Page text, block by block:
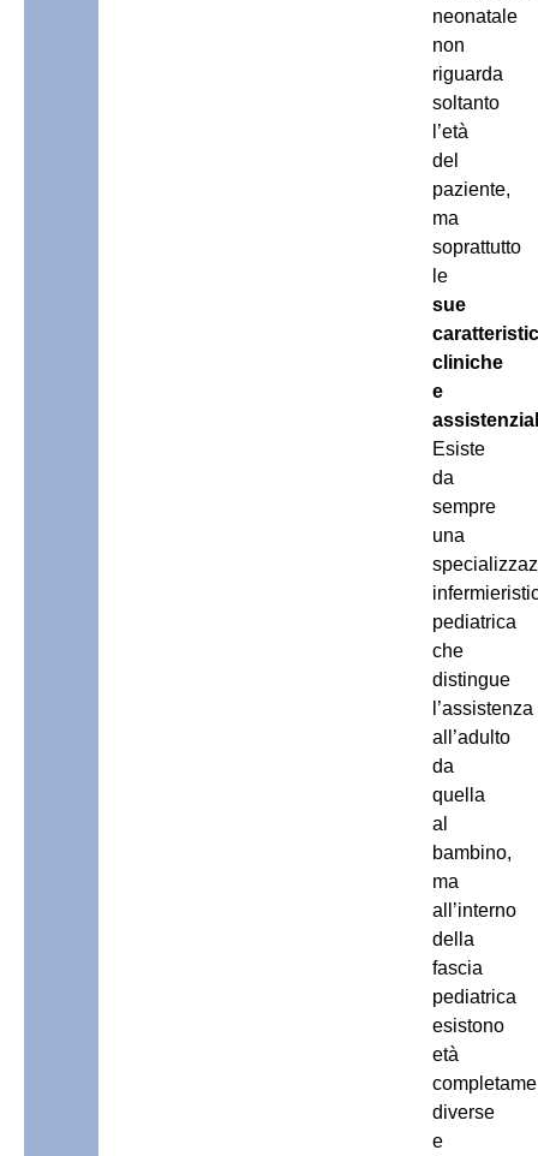
neonatale
non
riguarda
soltanto
l’età
del
paziente,
ma
soprattutto
le
sue
cliniche
e
Esiste
da
sempre
una
pediatrica
che
distingue
l’assistenza
all’adulto
da
quella
al
bambino,
ma
all’interno
della
fascia
pediatrica
esistono
età
diverse
e